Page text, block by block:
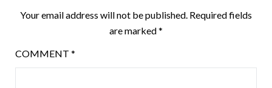
Your email address will not be published. Required fields
are marked*
COMMENT *